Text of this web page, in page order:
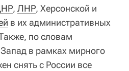
, ЛНР, Херсонской и
в их административных
по словам
в рамках мирного
снять с России все